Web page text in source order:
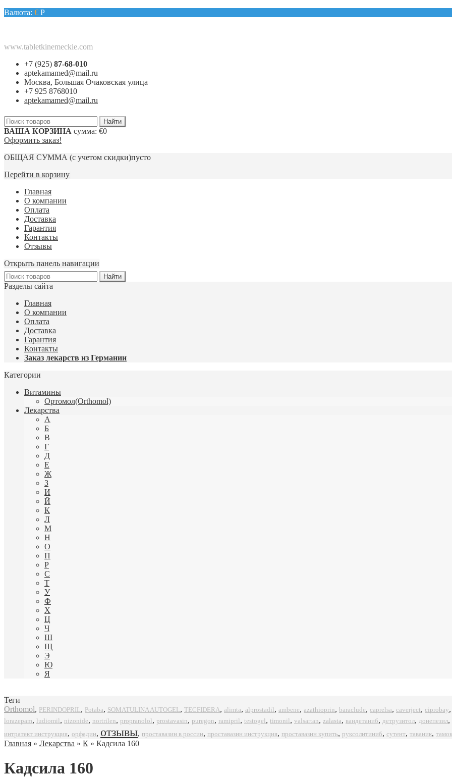
Валюта: € Р
www.tabletkinemeckie.com
+7 (925) 87-68-010
aptekamamed@mail.ru
Москва, Большая Очаковская улица
+7 925 8768010
aptekamamed@mail.ru
ВАША КОРЗИНА сумма: €0
Оформить заказ!
ОБЩАЯ СУММА (с учетом скидки)пусто
Перейти в корзину
Главная
О компании
Оплата
Доставка
Гарантия
Контакты
Отзывы
Открыть панель навигации
Разделы сайта
Главная
О компании
Оплата
Доставка
Гарантия
Контакты
Заказ лекарств из Германии
Категории
Витамины
Ортомол(Orthomol)
Лекарства
А
Б
В
Г
Д
Е
Ж
З
И
Й
К
Л
М
Н
О
П
Р
С
Т
У
Ф
Х
Ц
Ч
Ш
Щ
Э
Ю
Я
Теги
Orthomol, PERINDOPRIL, Potaba, SOMATULINA AUTOGEL, TECFIDERA, alimta, alprostadil, ambene, azathioprin, baraclude, caprelsa, caverject, ciprobay,
lorazepam, ludiomil , nizonide, nortrilen, propranolol, prostavasin, puregon, ramipril, testogel , timonil, valsartan, zalasta, вандетаниб, детрузитол, донепезил,
интратект инструкция, орфадин, отзывы, проставазин в россии, проставазин инструкция, проставазин купить, руксолитиниб, сутент, таваник,
Главная » Лекарства » К » Кадсила 160
Кадсила 160